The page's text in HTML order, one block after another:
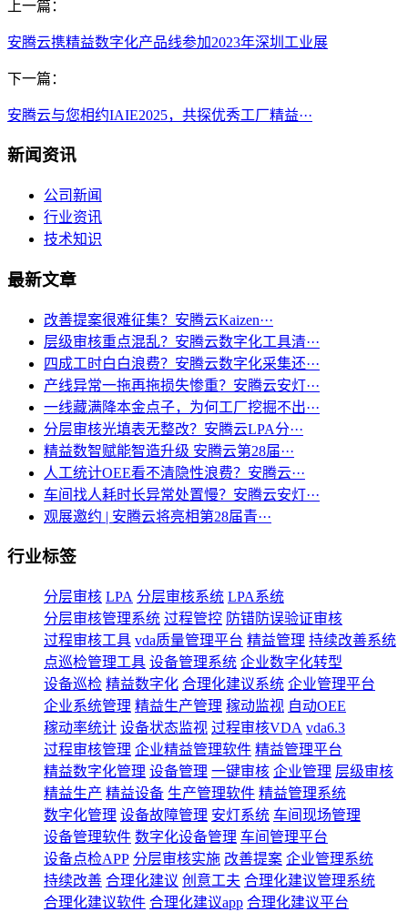
上一篇：
安腾云携精益数字化产品线参加2023年深圳工业展
下一篇：
安腾云与您相约IAIE2025，共探优秀工厂精益···
新闻资讯
公司新闻
行业资讯
技术知识
最新文章
改善提案很难征集？安腾云Kaizen···
层级审核重点混乱？安腾云数字化工具清···
四成工时白白浪费？安腾云数字化采集还···
产线异常一拖再拖损失惨重？安腾云安灯···
一线藏满降本金点子，为何工厂挖掘不出···
分层审核光填表无整改？安腾云LPA分···
精益数智赋能智造升级 安腾云第28届···
人工统计OEE看不清隐性浪费？安腾云···
车间找人耗时长异常处置慢？安腾云安灯···
观展邀约 | 安腾云将亮相第28届青···
行业标签
分层审核 LPA 分层审核系统 LPA系统
分层审核管理系统 过程管控 防错防误验证审核
过程审核工具 vda质量管理平台 精益管理 持续改善系统
点巡检管理工具 设备管理系统 企业数字化转型
设备巡检 精益数字化 合理化建议系统 企业管理平台
企业系统管理 精益生产管理 稼动监视 自动OEE
稼动率统计 设备状态监视 过程审核VDA vda6.3
过程审核管理 企业精益管理软件 精益管理平台
精益数字化管理 设备管理 一键审核 企业管理 层级审核
精益生产 精益设备 生产管理软件 精益管理系统
数字化管理 设备故障管理 安灯系统 车间现场管理
设备管理软件 数字化设备管理 车间管理平台
设备点检APP 分层审核实施 改善提案 企业管理系统
持续改善 合理化建议 创意工夫 合理化建议管理系统
合理化建议软件 合理化建议app 合理化建议平台